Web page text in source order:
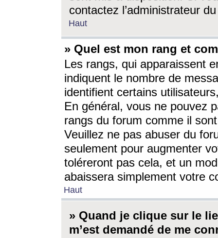
contactez l’administrateur
Haut
» Quel est mon rang et
Les rangs, qui apparaissent
indiquent le nombre de
identifient certains
En général, vous ne pouvez
rangs du forum comme il
Veuillez ne pas abuser du
seulement pour augmenter
toléreront pas cela, et un
abaissera simplement votre
Haut
» Quand je clique sur le
m’est demandé de me